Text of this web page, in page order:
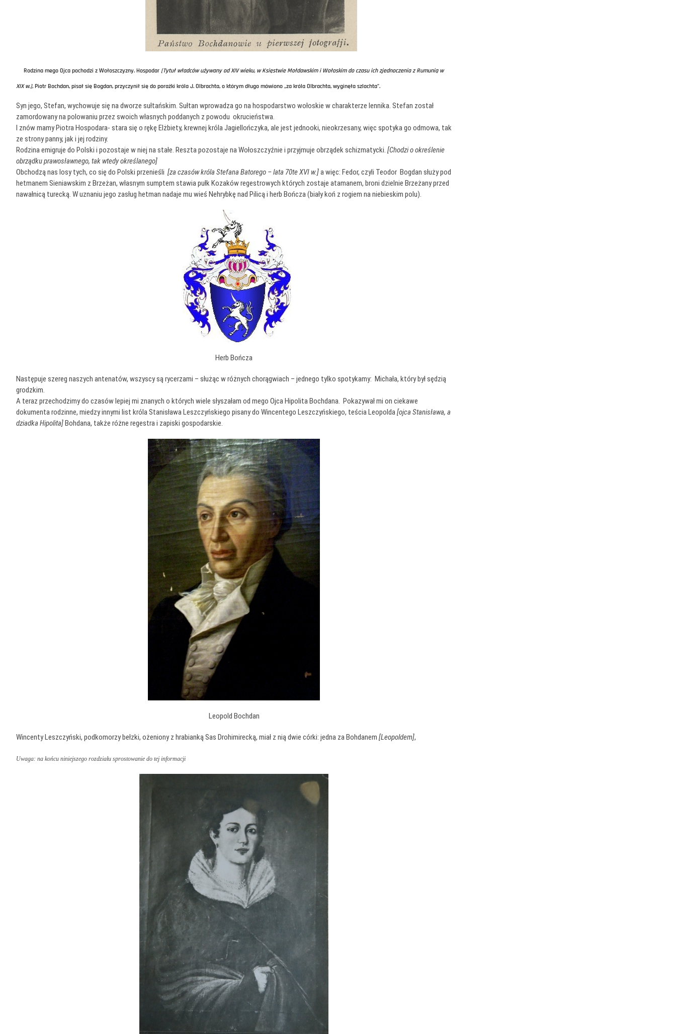
Rodzina mego Ojca pochodzi z Wołoszczyzny. Hospodar [Tytuł władców używany od XIV wieku, w Księstwie Mołdawskim i Wołoskim do czasu ich zjednoczenia z Rumunią w
XIX w.], Piotr Bochdan, pisał się Bogdan, przyczynił się do porażki króla J. Olbrachta, o którym długo mówiono „za króla Olbrachta, wyginęła szlachta”.
Syn jego, Stefan, wychowuje się na dworze sułtańskim. Sułtan wprowadza go na hospodarstwo wołoskie w charakterze lennika. Stefan został
zamordowany na polowaniu przez swoich własnych poddanych z powodu okrucieństwa.
I znów mamy Piotra Hospodara- stara się o rękę Elżbiety, krewnej króla Jagiellończyka, ale jest jednooki, nieokrzesany, więc spotyka go odmowa, tak
ze strony panny, jak i jej rodziny.
Rodzina emigruje do Polski i pozostaje w niej na stałe. Reszta pozostaje na Wołoszczyźnie i przyjmuje obrządek schizmatycki. [Chodzi o określenie
obrządku prawosławnego, tak wtedy określanego]
Obchodzą nas losy tych, co się do Polski przenieśli [za czasów króla Stefana Batorego – lata 70te XVI w.]a więc: Fedor, czyli Teodor Bogdan służy pod
hetmanem Sieniawskim z Brzeżan, własnym sumptem stawia pułk Kozaków regestrowych których zostaje atamanem, broni dzielnie Brzeżany przed
nawałnicą turecką. W uznaniu jego zasług hetman nadaje mu wieś Nehrybkę nad Pilicą i herb Bończa (biały koń z rogiem na niebieskim polu).
Herb Bończa
Następuje szereg naszych antenatów, wszyscy są rycerzami – służąc w różnych chorągwiach – jednego tylko spotykamy: Michała, który był sędzią
grodzkim.
A teraz przechodzimy do czasów lepiej mi znanych o których wiele słyszałam od mego Ojca Hipolita Bochdana. Pokazywał mi on ciekawe
dokumenta rodzinne, miedzy innymi list króla Stanisława Leszczyńskiego pisany do Wincentego Leszczyńskiego, teścia Leopolda[ojca Stanisława, a
dziadka Hipolita]Bohdana, także różne regestra i zapiski gospodarskie.
Leopold Bochdan
Wincenty Leszczyński, podkomorzy bełzki, ożeniony z hrabianką Sas Drohimirecką, miał z nią dwie córki: jedna za Bohdanem [Leopoldem],
Uwaga: na końcu niniejszego rozdziału sprostowanie do tej informacji